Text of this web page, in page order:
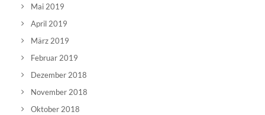
Mai 2019
April 2019
März 2019
Februar 2019
Dezember 2018
November 2018
Oktober 2018